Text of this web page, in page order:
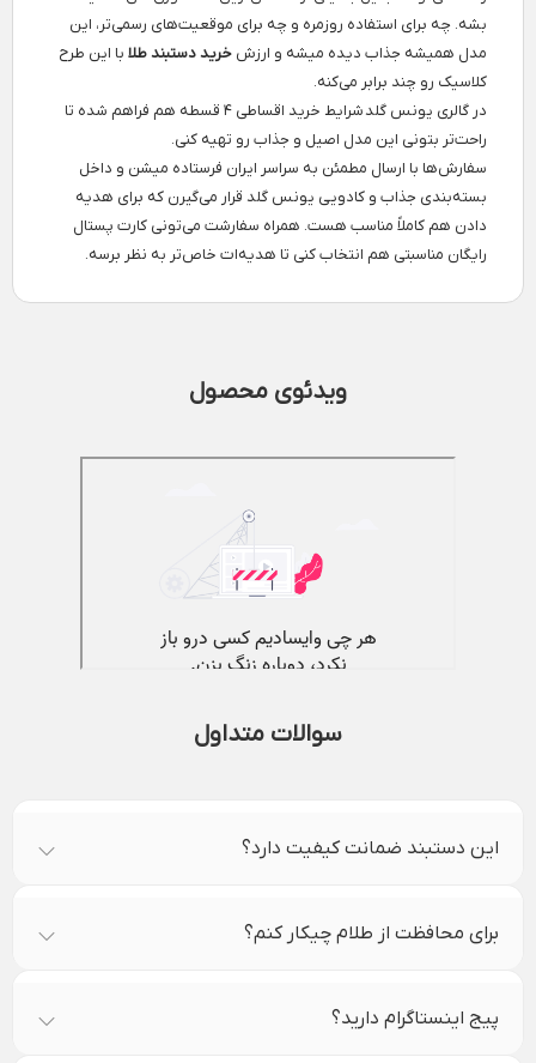
بشه. چه برای استفاده روزمره و چه برای موقعیت‌های رسمی‌تر، این
مدل همیشه جذاب دیده میشه و ارزش خرید دستبند طلا با این طرح
کلاسیک رو چند برابر می‌کنه.
در گالری یونس گلد شرایط خرید اقساطی ۴ قسطه هم فراهم شده تا
راحت‌تر بتونی این مدل اصیل و جذاب رو تهیه کنی.
سفارش‌ها با ارسال مطمئن به سراسر ایران فرستاده میشن و داخل
بسته‌بندی جذاب و کادویی یونس گلد قرار می‌گیرن که برای هدیه
دادن هم کاملاً مناسب هست. همراه سفارشت می‌تونی کارت پستال
رایگان مناسبتی هم انتخاب کنی تا هدیه‌ات خاص‌تر به نظر برسه.
ویدئوی محصول
سوالات متداول
این دستبند ضمانت کیفیت دارد؟
برای محافظت از طلام چیکار کنم؟
پیج اینستاگرام دارید؟